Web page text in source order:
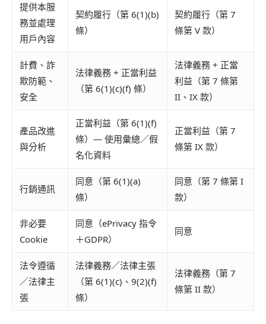
提供本服
務並處理
用戶內容
契約履行（第 6(1)(b)
條）
契約履行（第 7
條第 V 款）
計費、詐
欺防範、
安全
法律義務 + 正當利益
（第 6(1)(c)(f) 條）
法律義務 + 正當
利益（第 7 條第
II、IX 款）
產品改進
與分析
正當利益（第 6(1)(f)
條）— 使用彙總／假
名化資料
正當利益（第 7
條第 IX 款）
行銷通訊
同意（第 6(1)(a)
條）
同意（第 7 條第 I
款）
非必要
Cookie
同意（ePrivacy 指令
＋GDPR）
同意
法令遵循
／法律主
張
法律義務／法律主張
（第 6(1)(c)、9(2)(f)
條）
法律義務（第 7
條第 II 款）